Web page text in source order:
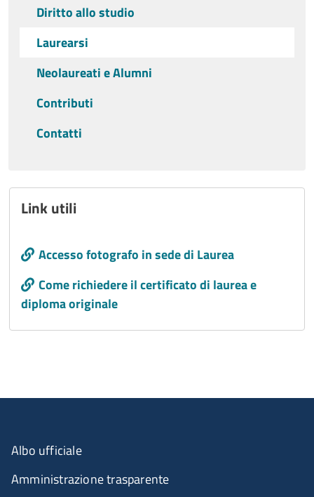
Diritto allo studio
Laurearsi
Neolaureati e Alumni
Contributi
Contatti
Link utili
Call to action
Accesso fotografo in sede di Laurea
Call to action
Come richiedere il certificato di laurea e
diploma originale
Albo ufficiale
Amministrazione trasparente